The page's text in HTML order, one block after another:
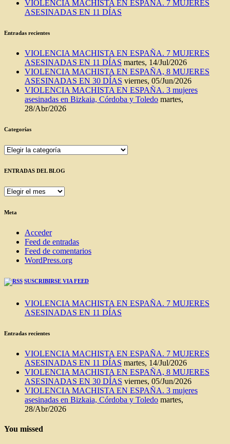
VIOLENCIA MACHISTA EN ESPAÑA. 7 MUJERES
ASESINADAS EN 11 DÍAS
Entradas recientes
VIOLENCIA MACHISTA EN ESPAÑA. 7 MUJERES
ASESINADAS EN 11 DÍAS martes, 14/Jul/2026
VIOLENCIA MACHISTA EN ESPAÑA, 8 MUJERES
ASESINADAS EN 30 DÍAS viernes, 05/Jun/2026
VIOLENCIA MACHISTA EN ESPAÑA. 3 mujeres
asesinadas en Bizkaia, Córdoba y Toledo martes,
28/Abr/2026
Categorías
Categorías
ENTRADAS DEL BLOG
ENTRADAS
BLOG
Meta
Acceder
Feed de entradas
Feed de comentarios
WordPress.org
SUSCRIBIRSE VIA FEED
VIOLENCIA MACHISTA EN ESPAÑA. 7 MUJERES
ASESINADAS EN 11 DÍAS
Entradas recientes
VIOLENCIA MACHISTA EN ESPAÑA. 7 MUJERES
ASESINADAS EN 11 DÍAS martes, 14/Jul/2026
VIOLENCIA MACHISTA EN ESPAÑA, 8 MUJERES
ASESINADAS EN 30 DÍAS viernes, 05/Jun/2026
VIOLENCIA MACHISTA EN ESPAÑA. 3 mujeres
asesinadas en Bizkaia, Córdoba y Toledo martes,
28/Abr/2026
You missed